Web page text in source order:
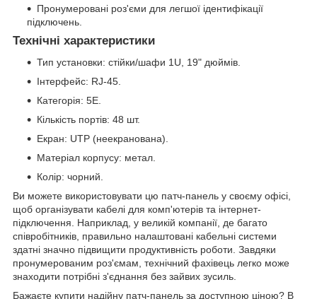
Пронумеровані роз'єми для легшої ідентифікації
підключень.
Технічні характеристики
Тип установки: стійки/шафи 1U, 19" дюймів.
Інтерфейс: RJ-45.
Категорія: 5E.
Кількість портів: 48 шт.
Екран: UTP (неекранована).
Матеріал корпусу: метал.
Колір: чорний.
Ви можете використовувати цю патч-панель у своєму офісі,
щоб організувати кабелі для комп'ютерів та інтернет-
підключення. Наприклад, у великій компанії, де багато
співробітників, правильно налаштовані кабельні системи
здатні значно підвищити продуктивність роботи. Завдяки
пронумерованим роз'ємам, технічний фахівець легко може
знаходити потрібні з'єднання без зайвих зусиль.
Бажаєте купити надійну патч-панель за доступною ціною? В